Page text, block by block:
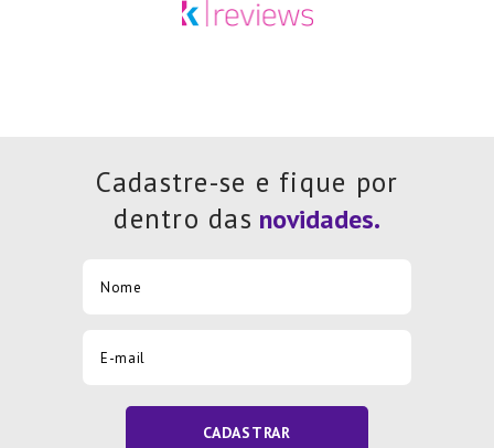
Cadastre-se e fique por
dentro das
CADASTRAR